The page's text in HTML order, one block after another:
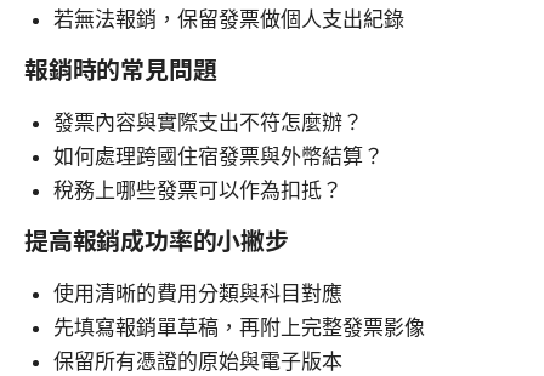
若無法報銷，保留發票做個人支出紀錄
報銷時的常見問題
發票內容與實際支出不符怎麼辦？
如何處理跨國住宿發票與外幣結算？
稅務上哪些發票可以作為扣抵？
提高報銷成功率的小撇步
使用清晰的費用分類與科目對應
先填寫報銷單草稿，再附上完整發票影像
保留所有憑證的原始與電子版本